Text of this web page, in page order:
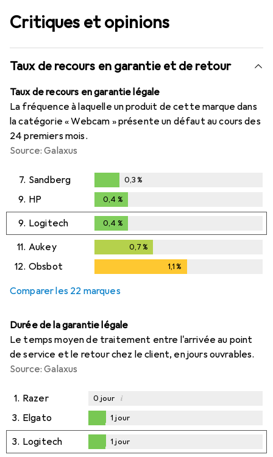
Critiques et opinions
Taux de recours en garantie et de retour
Taux de recours en garantie légale
La fréquence à laquelle un produit de cette marque dans
la catégorie « Webcam » présente un défaut au cours des
24 premiers mois.
Source: Galaxus
7. Sandberg
0,3%
0,3%
9. HP 0,4 %
9. Logitech 0,4 %
11. Aukey 0,7 %
12. Obsbot 1,1%
Comparer les 22 marques
Durée de la garantie légale
Le temps moyen de traitement entre l'arrivée au point
de service et le retour chez le client, en jours ouvrables.
Source: Galaxus
1. Razer 0jour i
3. Elgato
1jour
1jour
3. Logitech 1jour